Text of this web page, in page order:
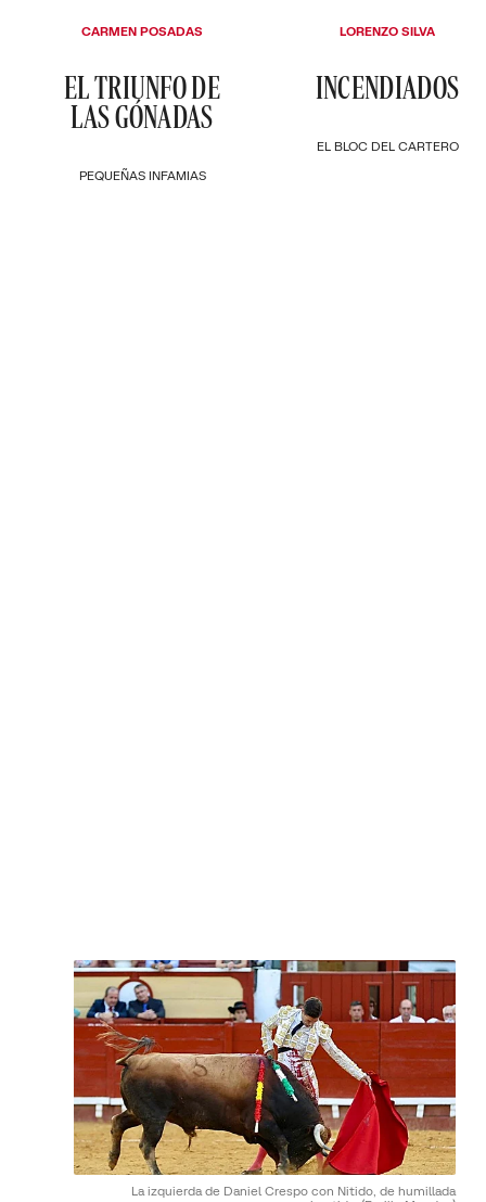
PEQUEÑAS INFAMIAS
EL TRIUNFO DE
LAS GÓNADAS
CARMEN POSADAS
EL BLOC DEL CARTERO
INCENDIADOS
LORENZO SILVA
La izquierda de Daniel Crespo con Nitido, de humillada